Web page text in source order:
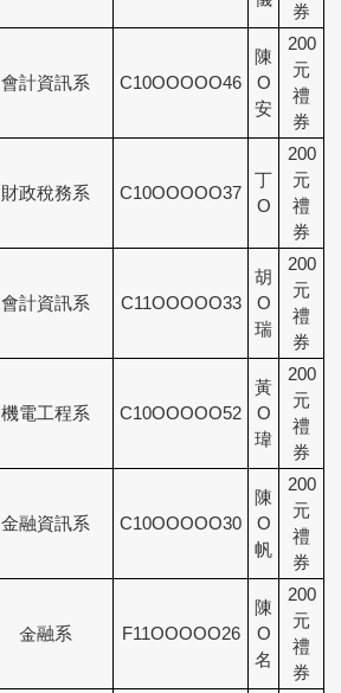
券
會計資訊系 C10OOOOO46
陳
O
安
200
元
禮
券
財政稅務系 C10OOOOO37
丁
O
200
元
禮
券
會計資訊系 C11OOOOO33
胡
O
瑞
200
元
禮
券
機電工程系 C10OOOOO52
黃
O
瑋
200
元
禮
券
金融資訊系 C10OOOOO30
陳
O
帆
200
元
禮
券
金融系 F11OOOOO26
陳
O
名
200
元
禮
券